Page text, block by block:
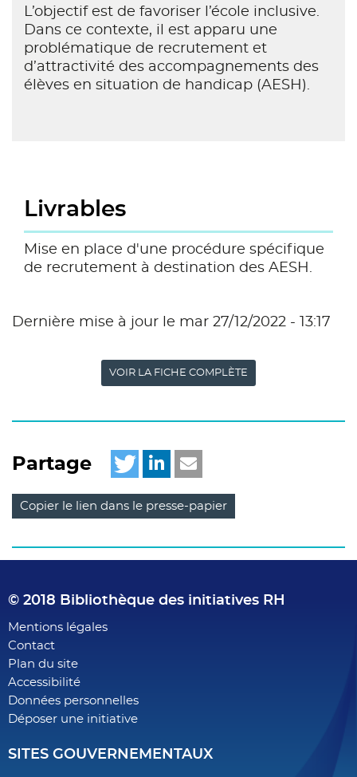
L’objectif est de favoriser l’école inclusive.
Dans ce contexte, il est apparu une
problématique de recrutement et
d’attractivité des accompagnements des
élèves en situation de handicap (AESH).
Livrables
Mise en place d'une procédure spécifique
de recrutement à destination des AESH.
Dernière mise à jour le mar 27/12/2022 - 13:17
VOIR LA FICHE COMPLÈTE
Partage
Copier le lien dans le presse-papier
© 2018 Bibliothèque des initiatives RH
Footer
menu
Mentions légales
Contact
Plan du site
Accessibilité
Données personnelles
Déposer une initiative
SITES GOUVERNEMENTAUX